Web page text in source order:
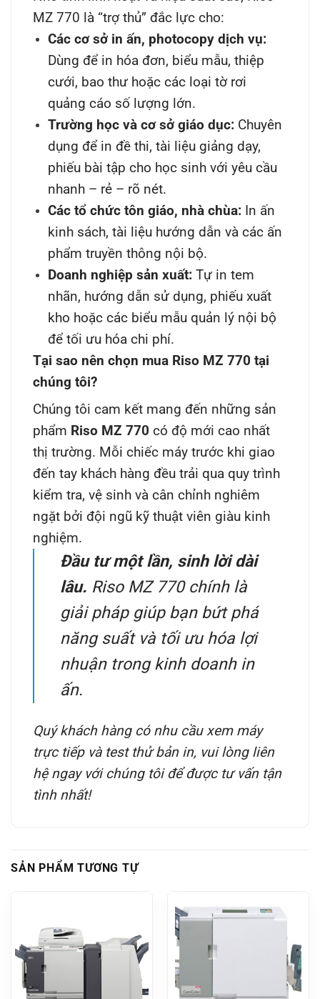
MZ 770 là “trợ thủ” đắc lực cho:
Các cơ sở in ấn, photocopy dịch vụ:
Dùng để in hóa đơn, biểu mẫu, thiệp
cưới, bao thư hoặc các loại tờ rơi
quảng cáo số lượng lớn.
Trường học và cơ sở giáo dục: Chuyên
dụng để in đề thi, tài liệu giảng dạy,
phiếu bài tập cho học sinh với yêu cầu
nhanh – rẻ – rõ nét.
Các tổ chức tôn giáo, nhà chùa: In ấn
kinh sách, tài liệu hướng dẫn và các ấn
phẩm truyền thông nội bộ.
Doanh nghiệp sản xuất: Tự in tem
nhãn, hướng dẫn sử dụng, phiếu xuất
kho hoặc các biểu mẫu quản lý nội bộ
để tối ưu hóa chi phí.
Tại sao nên chọn mua Riso MZ 770 tại
chúng tôi?
Chúng tôi cam kết mang đến những sản
phẩm Riso MZ 770 có độ mới cao nhất
thị trường. Mỗi chiếc máy trước khi giao
đến tay khách hàng đều trải qua quy trình
kiểm tra, vệ sinh và cân chỉnh nghiêm
ngặt bởi đội ngũ kỹ thuật viên giàu kinh
nghiệm.
Đầu tư một lần, sinh lời dài
lâu. Riso MZ 770 chính là
giải pháp giúp bạn bứt phá
năng suất và tối ưu hóa lợi
nhuận trong kinh doanh in
ấn.
Quý khách hàng có nhu cầu xem máy
trực tiếp và test thử bản in, vui lòng liên
hệ ngay với chúng tôi để được tư vấn tận
tình nhất!
SẢN PHẨM TƯƠNG TỰ